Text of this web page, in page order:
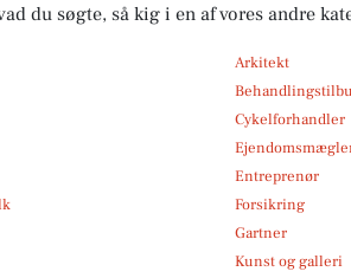
du søgte, så kig i en af vores andre
Arkitekt
Cykelforhandler
Entreprenør
Forsikring
Gartner
Kunst og galleri